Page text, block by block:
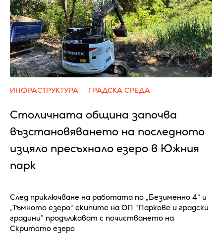
ИНФРАСТРУКТУРА ГРАДСКА СРЕДА
Столичната община започва
възстановяването на последното
изцяло пресъхнало езеро в Южния
парк
След приключване на работата по „Безименно 4“ и
„Тъмното езеро“ екипите на ОП “Паркове и градски
градини” продължават с почистването на
Скритото езеро